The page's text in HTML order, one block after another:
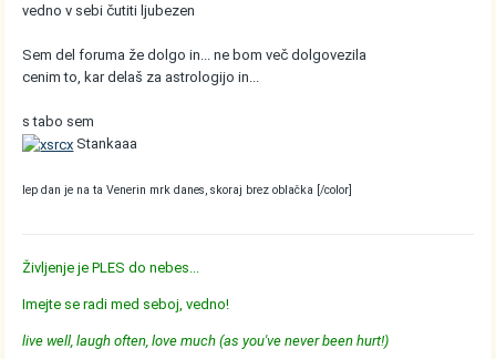
vedno v sebi čutiti ljubezen
Sem del foruma že dolgo in... ne bom več dolgovezila
cenim to, kar delaš za astrologijo in...
s tabo sem
Stankaaa
lep dan je na ta Venerin mrk danes, skoraj brez oblačka [/color]
Življenje je PLES do nebes...
Imejte se radi med seboj, vedno!
live well, laugh often, love much (as you've never been hurt!)